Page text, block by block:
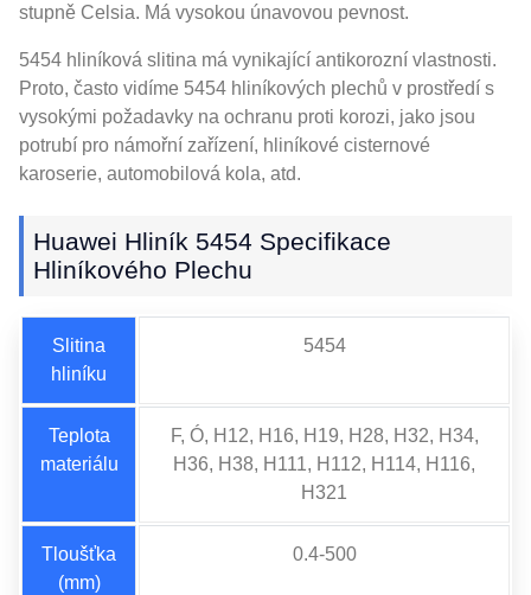
stupně Celsia. Má vysokou únavovou pevnost.
5454 hliníková slitina má vynikající antikorozní vlastnosti.
Proto, často vidíme 5454 hliníkových plechů v prostředí s
vysokými požadavky na ochranu proti korozi, jako jsou
potrubí pro námořní zařízení, hliníkové cisternové
karoserie, automobilová kola, atd.
Huawei Hliník 5454 Specifikace
Hliníkového Plechu
Slitina
hliníku
5454
Teplota
materiálu
F, Ó, H12, H16, H19, H28, H32, H34,
H36, H38, H111, H112, H114, H116,
H321
Tloušťka
(mm)
0.4-500